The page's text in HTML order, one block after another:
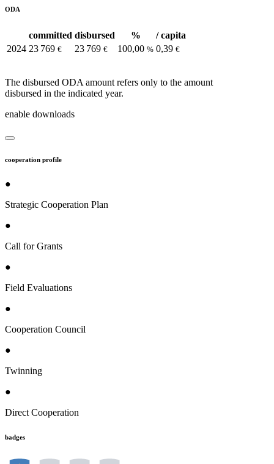
ODA
committed disbursed %
/ capita
2024 23 769 € 23 769 € 100,00 % 0,39 €
The disbursed ODA amount refers only to the amount
disbursed in the indicated year.
enable downloads
cooperation profile
●
Strategic Cooperation Plan
●
Call for Grants
●
Field Evaluations
●
Cooperation Council
●
Twinning
●
Direct Cooperation
badges